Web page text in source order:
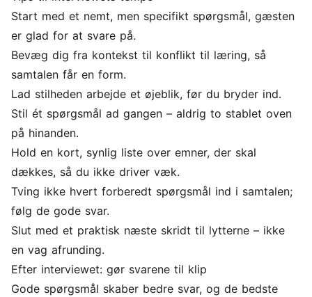
Start med et nemt, men specifikt spørgsmål, gæsten
er glad for at svare på.
Bevæg dig fra kontekst til konflikt til læring, så
samtalen får en form.
Lad stilheden arbejde et øjeblik, før du bryder ind.
Stil ét spørgsmål ad gangen – aldrig to stablet oven
på hinanden.
Hold en kort, synlig liste over emner, der skal
dækkes, så du ikke driver væk.
Tving ikke hvert forberedt spørgsmål ind i samtalen;
følg de gode svar.
Slut med et praktisk næste skridt til lytterne – ikke
en vag afrunding.
Efter interviewet: gør svarene til klip
Gode spørgsmål skaber bedre svar, og de bedste